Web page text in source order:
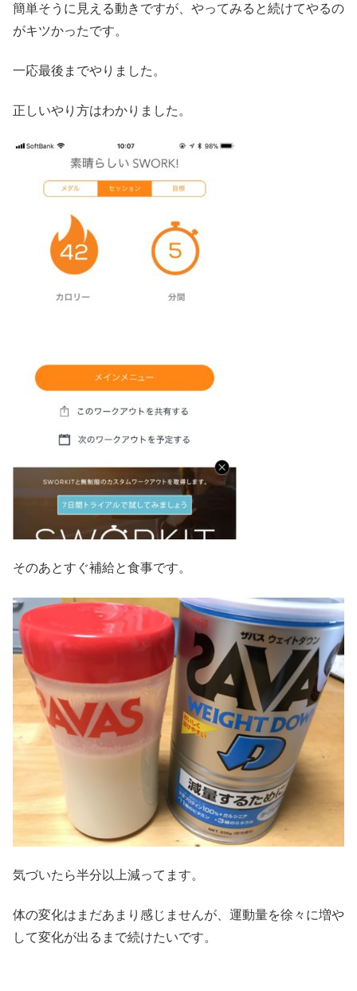
簡単そうに見える動きですが、やってみると続けてやるの
がキツかったです。
一応最後までやりました。
正しいやり方はわかりました。
そのあとすぐ補給と食事です。
気づいたら半分以上減ってます。
体の変化はまだあまり感じませんが、運動量を徐々に増や
して変化が出るまで続けたいです。